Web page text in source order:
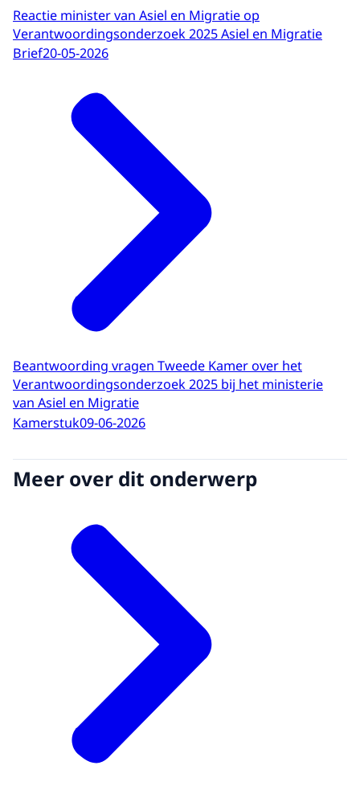
Reactie minister van Asiel en Migratie op
Verantwoordingsonderzoek 2025 Asiel en Migratie
Brief20-05-2026
Beantwoording vragen Tweede Kamer over het
Verantwoordingsonderzoek 2025 bij het ministerie
van Asiel en Migratie
Kamerstuk09-06-2026
Meer over dit onderwerp